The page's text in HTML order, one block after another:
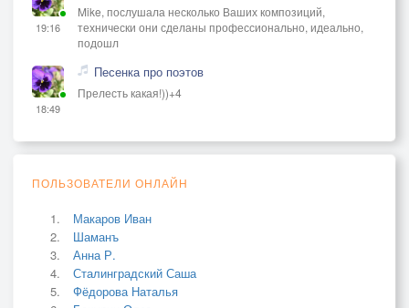
19:16
Mike, послушала несколько Ваших композиций,
технически они сделаны профессионально, идеально,
подошл
18:49
Песенка про поэтов
Прелесть какая!))+4
ПОЛЬЗОВАТЕЛИ ОНЛАЙН
Макаров Иван
Шаманъ
Анна Р.
Сталинградский Саша
Фёдорова Наталья